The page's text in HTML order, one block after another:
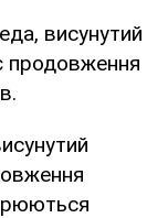
висунутий
продовження